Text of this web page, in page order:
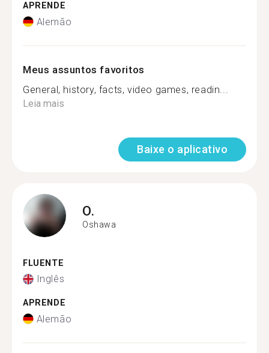
APRENDE
Alemão
Meus assuntos favoritos
General, history, facts, video games, readin...
Leia mais
Baixe o aplicativo
O.
Oshawa
FLUENTE
Inglês
APRENDE
Alemão